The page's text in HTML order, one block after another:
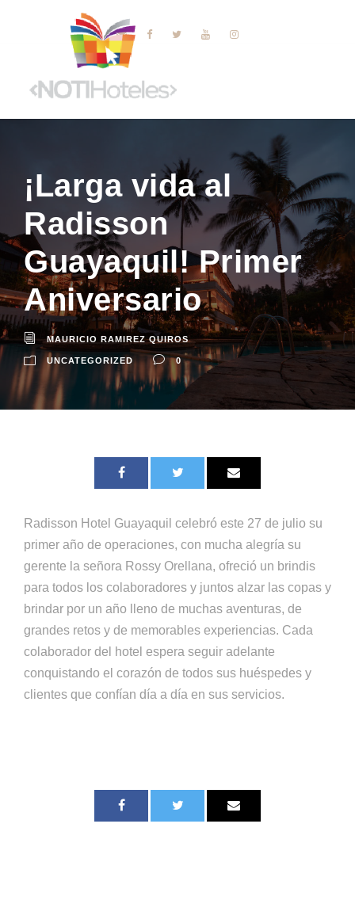
¡Larga vida al
Radisson
Guayaquil! Primer
Aniversario
MAURICIO RAMIREZ QUIROS
UNCATEGORIZED 0
Radisson Hotel Guayaquil celebró este 27 de julio su
primer año de operaciones, con mucha alegría su
gerente la señora Rossy Orellana, ofreció un brindis
para todos los colaboradores y juntos alzar las copas y
brindar por un año lleno de muchas aventuras, de
grandes retos y de memorables experiencias. Cada
colaborador del hotel espera seguir adelante
conquistando el corazón de todos sus huéspedes y
clientes que confían día a día en sus servicios.